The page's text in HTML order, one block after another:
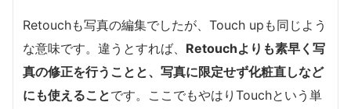
Retouchも写真の編集でしたが、Touch upも同じよう
な意味です。違うとすれば、 Retouchよりも素早く写
真の修正を行うことと、写真に限定せず化粧直しなど
にも使えることです。ここでもやはりTouchという単